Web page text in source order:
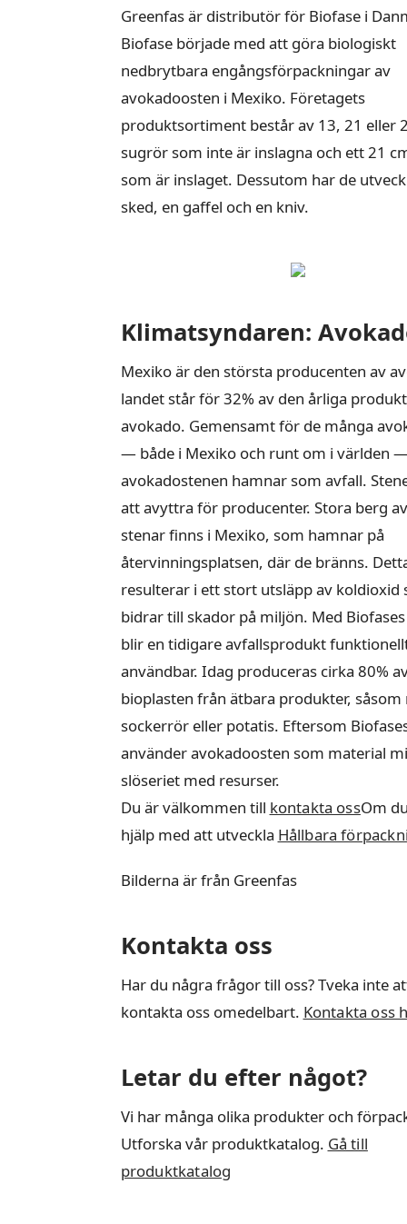
Greenfas är distributör för Biofase i
Biofase började med att göra biologiskt
nedbrytbara engångsförpackningar av
avokadoosten i Mexiko. Företagets
produktsortiment består av 13, 21 eller
sugrör som inte är inslagna och ett 21
som är inslaget. Dessutom har de
sked, en gaffel och en kniv.
Klimatsyndaren:
Mexiko är den största producenten av
landet står för 32% av den årliga
avokado. Gemensamt för de många
— både i Mexiko och runt om i världen
avokadostenen hamnar som avfall.
att avyttra för producenter. Stora berg
stenar finns i Mexiko, som hamnar på
återvinningsplatsen, där de bränns.
resulterar i ett stort utsläpp av koldioxid
bidrar till skador på miljön. Med
blir en tidigare avfallsprodukt
användbar. Idag produceras cirka 80%
bioplasten från ätbara produkter, såsom
sockerrör eller potatis. Eftersom
använder avokadoosten som material
slöseriet med resurser.
Du är välkommen till kontakta ossOm
hjälp med att utveckla Hållbara
Bilderna är från Greenfas
Kontakta oss
Har du några frågor till oss? Tveka inte
kontakta oss omedelbart. Kontakta oss
Letar du efter något?
Vi har många olika produkter och
Utforska vår produktkatalog. Gå till
produktkatalog